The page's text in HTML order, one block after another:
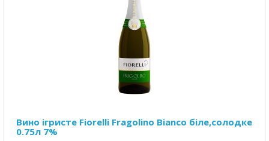
Вино ігристе Fiorelli Fragolino Bianco біле,солодке
0.75л 7%